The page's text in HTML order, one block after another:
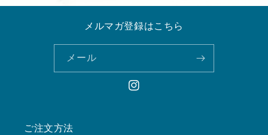
メルマガ登録はこちら
メール
Instagram
ご注文方法